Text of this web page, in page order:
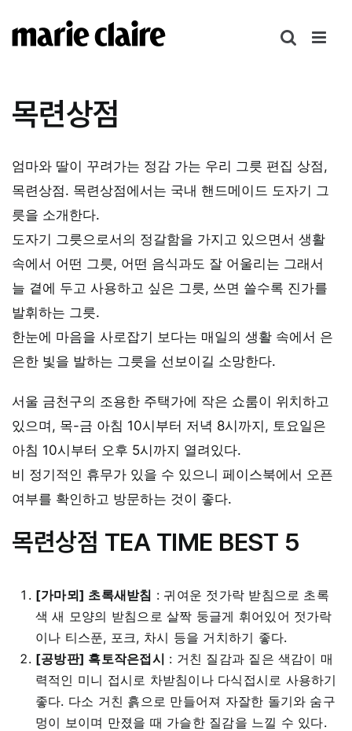
텐
목련상점
엄마와 딸이 꾸려가는 정감 가는 우리 그릇 편집 상점,
목련상점. 목련상점에서는 국내 핸드메이드 도자기 그
릇을 소개한다.
도자기 그릇으로서의 정갈함을 가지고 있으면서 생활
속에서 어떤 그릇, 어떤 음식과도 잘 어울리는 그래서
늘 곁에 두고 사용하고 싶은 그릇, 쓰면 쓸수록 진가를
발휘하는 그릇.
한눈에 마음을 사로잡기 보다는 매일의 생활 속에서 은
은한 빛을 발하는 그릇을 선보이길 소망한다.
서울 금천구의 조용한 주택가에 작은 쇼룸이 위치하고
있으며, 목-금 아침 10시부터 저녁 8시까지, 토요일은
아침 10시부터 오후 5시까지 열려있다.
비 정기적인 휴무가 있을 수 있으니 페이스북에서 오픈
여부를 확인하고 방문하는 것이 좋다.
목련상점 TEA TIME BEST 5
[가마뫼] 초록새받침 : 귀여운 젓가락 받침으로 초록
색 새 모양의 받침으로 살짝 둥글게 휘어있어 젓가락
이나 티스푼, 포크, 차시 등을 거치하기 좋다.
[공방판] 흑토작은접시 : 거친 질감과 짙은 색감이 매
력적인 미니 접시로 차받침이나 다식접시로 사용하기
좋다. 다소 거친 흙으로 만들어져 자잘한 돌기와 숨구
멍이 보이며 만졌을 때 가슬한 질감을 느낄 수 있다.